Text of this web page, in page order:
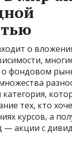
о
фондовом
тех, кто
курсов, а
— акции с